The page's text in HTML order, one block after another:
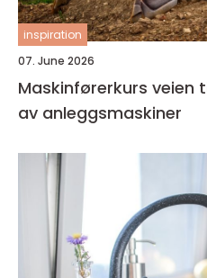
inspiration
07. June 2026
Maskinførerkurs veien til trygg og lovlig bruk
av anleggsmaskiner